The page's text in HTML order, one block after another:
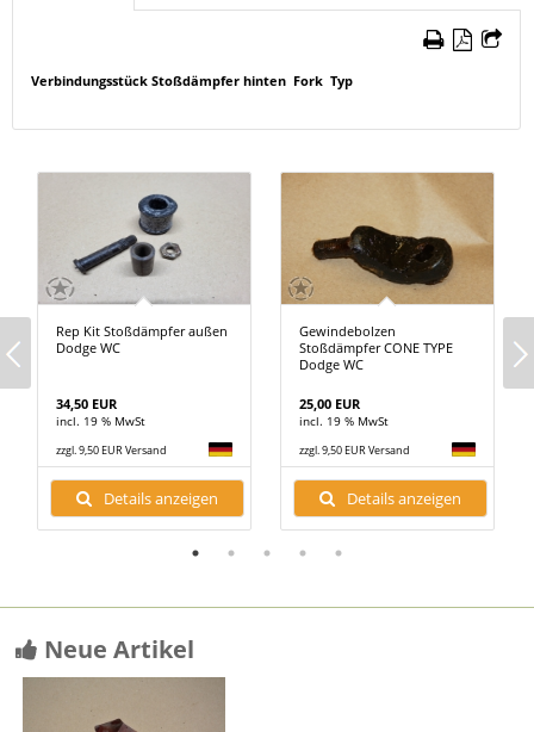
Verbindungsstück Stoßdämpfer hinten Fork Typ
Rep Kit Stoßdämpfer außen
Dodge WC
34,50 EUR
incl. 19 % MwSt
zzgl. 9,50 EUR Versand
Details anzeigen
Gewindebolzen
Stoßdämpfer CONE TYPE
Dodge WC
25,00 EUR
incl. 19 % MwSt
zzgl. 9,50 EUR Versand
Details anzeigen
Neue Artikel